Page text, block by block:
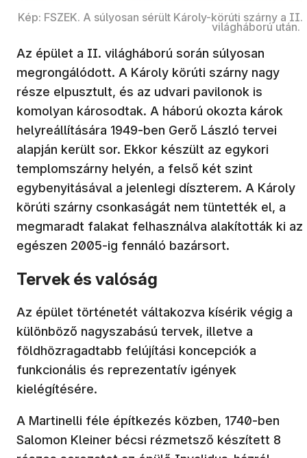
Kép: FSZEK. A súlyosan sérült Károly-körúti szárny a II.
világháború után.
Az épület a II. világháború során súlyosan
megrongálódott. A Károly körúti szárny nagy
része elpusztult, és az udvari pavilonok is
komolyan károsodtak. A háború okozta károk
helyreállítására 1949-ben Gerő László tervei
alapján került sor. Ekkor készült az egykori
templomszárny helyén, a felső két szint
egybenyitásával a jelenlegi díszterem. A Károly
körúti szárny csonkaságát nem tüntették el, a
megmaradt falakat felhasználva alakították ki az
egészen 2005-ig fennáló bazársort.
Tervek és valóság
Az épület történetét váltakozva kísérik végig a
különböző nagyszabású tervek, illetve a
földhözragadtabb felújítási koncepciók a
funkcionális és reprezentatív igények
kielégítésére.
A Martinelli féle építkezés közben, 1740-ben
Salomon Kleiner bécsi rézmetsző készített 8